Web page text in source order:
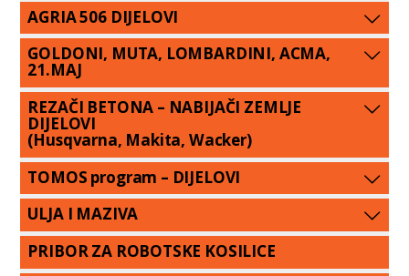
AGRIA 506 DIJELOVI
GOLDONI, MUTA, LOMBARDINI, ACMA,
21.MAJ
REZAČI BETONA – NABIJAČI ZEMLJE
DIJELOVI
(Husqvarna, Makita, Wacker)
TOMOS program – DIJELOVI
ULJA I MAZIVA
PRIBOR ZA ROBOTSKE KOSILICE